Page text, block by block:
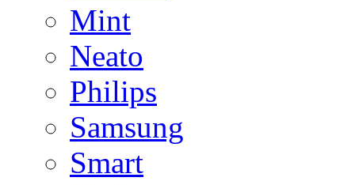
Mint
Neato
Philips
Samsung
Smart